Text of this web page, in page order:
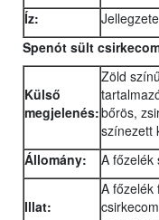
Íz:
Spenót sült
Külső
megjelenés:
Zöld
bőrös,
színezett
Állomány:
A főzelék
Illat:
A főzelék